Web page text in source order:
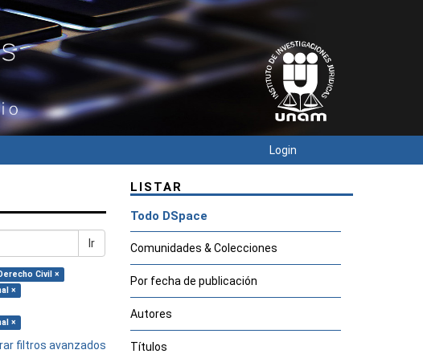
Login
Ir
Civil ×
×
×
filtros avanzados
LISTAR
Todo DSpace
Comunidades & Colecciones
Por fecha de publicación
Autores
Títulos